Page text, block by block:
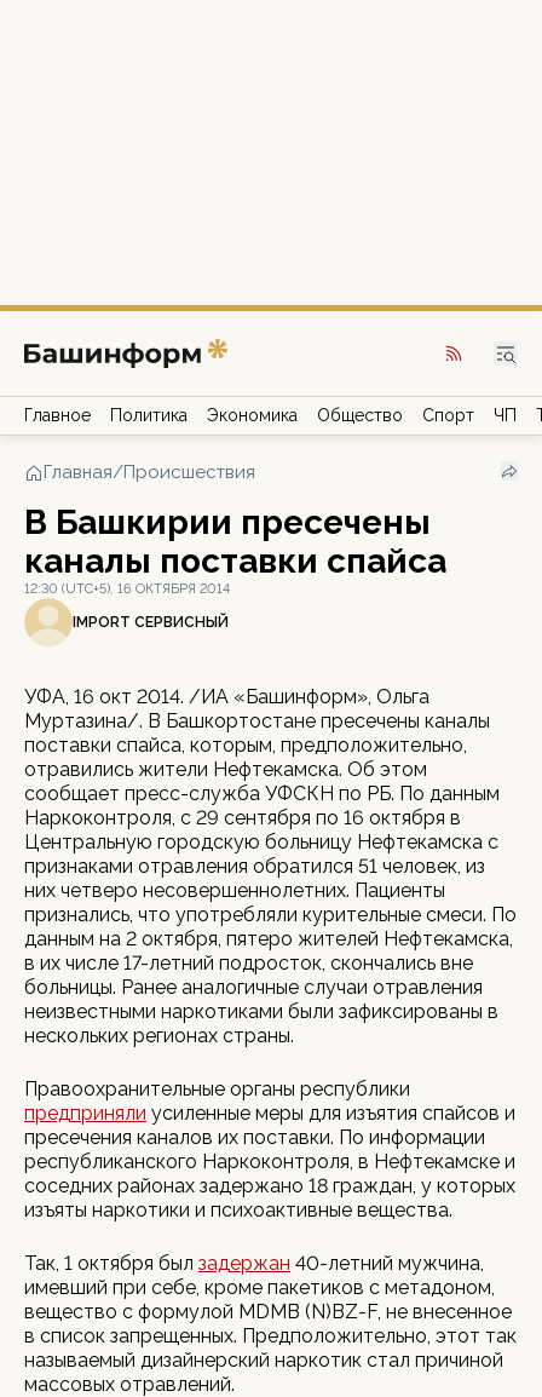
Главное Политика Экономика Общество Спорт ЧП
Главная/Происшествия
В Башкирии пресечены
каналы поставки спайса
12:30 (UTC+5), 16 ОКТЯБРЯ 2014
IMPORT СЕРВИСНЫЙ
УФА, 16 окт 2014. /ИА «Башинформ», Ольга
Муртазина/. В Башкортостане пресечены каналы
поставки спайса, которым, предположительно,
отравились жители Нефтекамска. Об этом
сообщает пресс-служба УФСКН по РБ. По данным
Наркоконтроля, с 29 сентября по 16 октября в
Центральную городскую больницу Нефтекамска с
признаками отравления обратился 51 человек, из
них четверо несовершеннолетних. Пациенты
признались, что употребляли курительные смеси. По
данным на 2 октября, пятеро жителей Нефтекамска,
в их числе 17-летний подросток, скончались вне
больницы. Ранее аналогичные случаи отравления
неизвестными наркотиками были зафиксированы в
нескольких регионах страны.
Правоохранительные органы республики
предприняли усиленные меры для изъятия спайсов и
пресечения каналов их поставки. По информации
республиканского Наркоконтроля, в Нефтекамске и
соседних районах задержано 18 граждан, у которых
изъяты наркотики и психоактивные вещества.
Так, 1 октября был задержан 40-летний мужчина,
имевший при себе, кроме пакетиков с метадоном,
вещество с формулой MDMB (N)BZ-F, не внесенное
в список запрещенных. Предположительно, этот так
называемый дизайнерский наркотик стал причиной
массовых отравлений.